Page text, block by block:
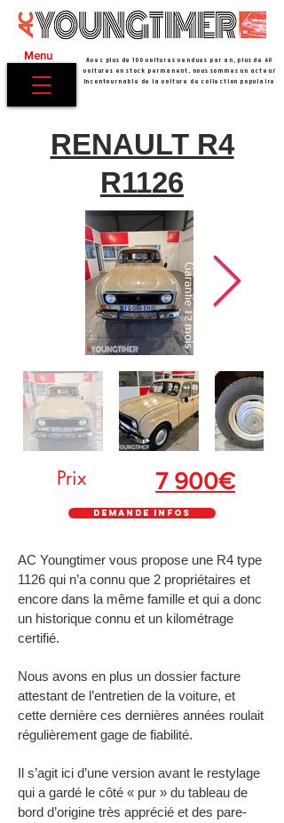
Menu
Avec plus de 100 voitures vendues par an, plus de 60
voitures en stock permanent, nous sommes un acteur
incontournable de la voiture de collection populaire
RENAULT R4
R1126
7 900€
Prix
Demande infos
AC Youngtimer vous propose une R4 type
1126 qui n’a connu que 2 propriétaires et
encore dans la même famille et qui a donc
un historique connu et un kilométrage
certifié.
Nous avons en plus un dossier facture
attestant de l’entretien de la voiture, et
cette dernière ces dernières années roulait
régulièrement gage de fiabilité.
Il s’agit ici d’une version avant le restylage
qui a gardé le côté « pur » du tableau de
bord d’origine très apprécié et des pare-